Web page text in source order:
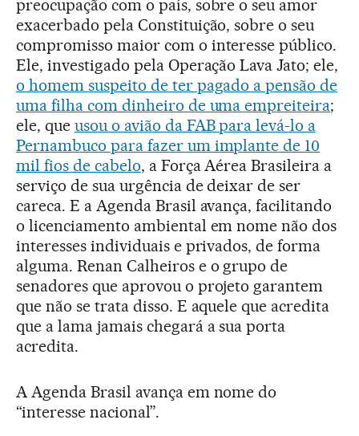
preocupação com o país, sobre o seu amor
exacerbado pela Constituição, sobre o seu
compromisso maior com o interesse público.
Ele, investigado pela Operação Lava Jato; ele,
o homem suspeito de ter pagado a pensão de
uma filha com dinheiro de uma empreiteira;
ele, que usou o avião da FAB para levá-lo a
Pernambuco para fazer um implante de 10
mil fios de cabelo, a Força Aérea Brasileira a
serviço de sua urgência de deixar de ser
careca. E a Agenda Brasil avança, facilitando
o licenciamento ambiental em nome não dos
interesses individuais e privados, de forma
alguma. Renan Calheiros e o grupo de
senadores que aprovou o projeto garantem
que não se trata disso. E aquele que acredita
que a lama jamais chegará a sua porta
acredita.
A Agenda Brasil avança em nome do
“interesse nacional”.